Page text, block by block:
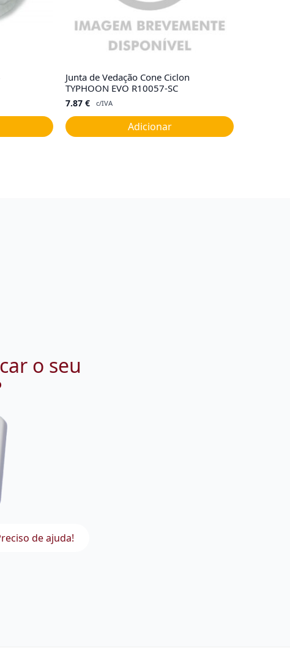
Junta de Vedação Cone Ciclon
TYPHOON EVO R10057-SC
7.87 € c/IVA
Adicionar
o seu
de ajuda!